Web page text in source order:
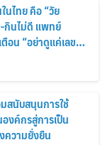
ไทย คือ “วัย
กินไม่ดี แพทย์
อน “อย่าดูแค่เลขบน
มระยะยาว
สนับสนุนการใช้
งค์กรสู่การเป็น
ความยั่งยืน